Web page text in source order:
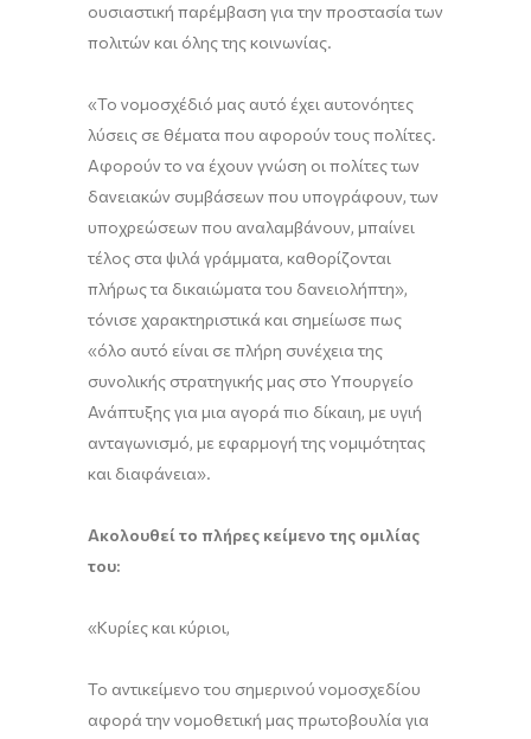
ουσιαστική παρέμβαση για την προστασία των
πολιτών και όλης της κοινωνίας.
«Το νομοσχέδιό μας αυτό έχει αυτονόητες
λύσεις σε θέματα που αφορούν τους πολίτες.
Αφορούν το να έχουν γνώση οι πολίτες των
δανειακών συμβάσεων που υπογράφουν, των
υποχρεώσεων που αναλαμβάνουν, μπαίνει
τέλος στα ψιλά γράμματα, καθορίζονται
πλήρως τα δικαιώματα του δανειολήπτη»,
τόνισε χαρακτηριστικά και σημείωσε πως
«όλο αυτό είναι σε πλήρη συνέχεια της
συνολικής στρατηγικής μας στο Υπουργείο
Ανάπτυξης για μια αγορά πιο δίκαιη, με υγιή
ανταγωνισμό, με εφαρμογή της νομιμότητας
και διαφάνεια».
Ακολουθεί το πλήρες κείμενο της ομιλίας
του:
«Κυρίες και κύριοι,
Το αντικείμενο του σημερινού νομοσχεδίου
αφορά την νομοθετική μας πρωτοβουλία για